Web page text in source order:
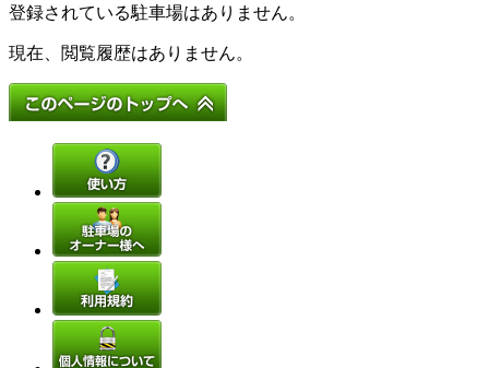
登録されている駐車場はありません。
現在、閲覧履歴はありません。